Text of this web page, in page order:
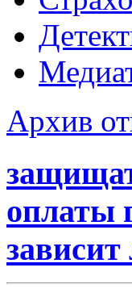
Архив
оплаты
зависит